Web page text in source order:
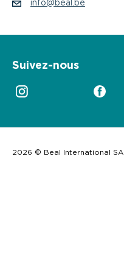
info@beal.be
Suivez-nous
2026 © Beal International SA